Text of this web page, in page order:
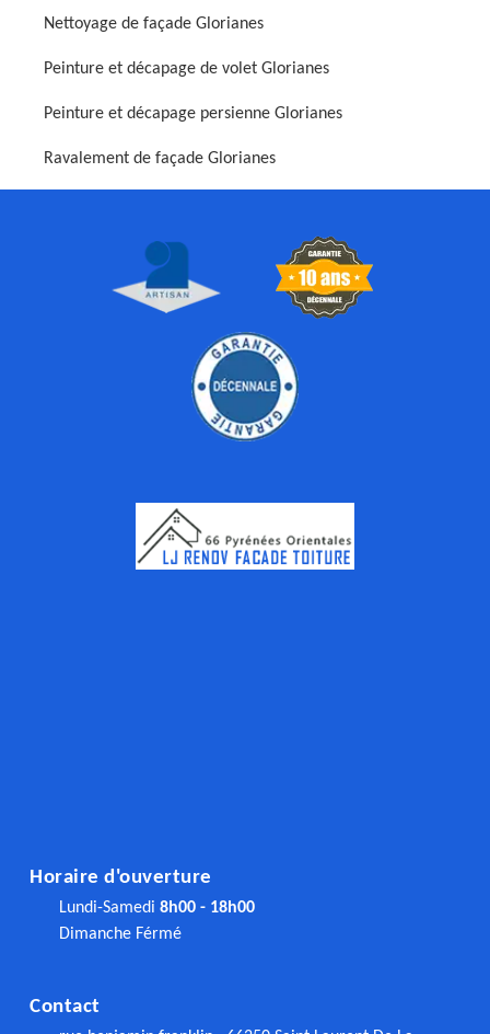
Nettoyage de façade Glorianes
Peinture et décapage de volet Glorianes
Peinture et décapage persienne Glorianes
Ravalement de façade Glorianes
Horaire d'ouverture
Lundi-Samedi 8h00 - 18h00
Dimanche Férmé
Contact